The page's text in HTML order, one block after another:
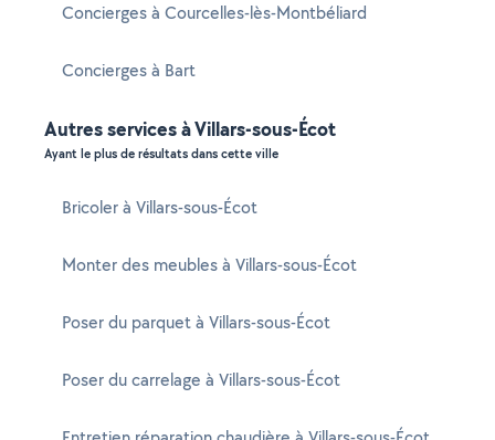
Concierges à Courcelles-lès-Montbéliard
Concierges à Bart
Autres services à Villars-sous-Écot
Ayant le plus de résultats dans cette ville
Bricoler à Villars-sous-Écot
Monter des meubles à Villars-sous-Écot
Poser du parquet à Villars-sous-Écot
Poser du carrelage à Villars-sous-Écot